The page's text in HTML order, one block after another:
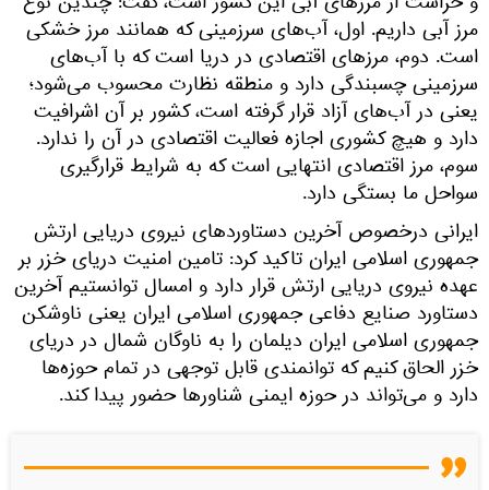
مرز آبی داریم. اول، آب‌های سرزمینی که همانند مرز خشکی
است. دوم، مرزهای اقتصادی در دریا است که با آب‌های
سرزمینی چسبندگی دارد و منطقه نظارت محسوب می‌شود؛
یعنی در آب‌های آزاد قرار گرفته است، کشور بر آن اشرافیت
دارد و هیچ کشوری اجازه فعالیت اقتصادی در آن را ندارد.
سوم، مرز اقتصادی انتهایی است که به شرایط قرارگیری
سواحل ما بستگی دارد.
ایرانی درخصوص آخرین دستاوردهای نیروی دریایی ارتش
جمهوری اسلامی ایران تاکید کرد: تامین امنیت دریای خزر بر
عهده نیروی دریایی ارتش قرار دارد و امسال توانستیم آخرین
دستاورد صنایع دفاعی جمهوری اسلامی ایران یعنی ناوشکن
جمهوری اسلامی ایران دیلمان را به ناوگان شمال در دریای
خزر الحاق کنیم که توانمندی قابل توجهی در تمام حوزه‌ها
دارد و می‌تواند در حوزه ایمنی شناورها حضور پیدا کند.